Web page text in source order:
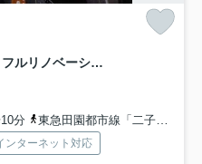
Feel二子玉川 デザイナーズ フルリノベーション 眺望良好
分
東急田園都市線「二子玉川」駅 徒歩12分
ンターネット対応